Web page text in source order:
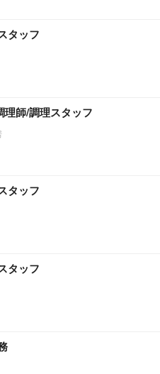
タッフ
師/調理スタッフ
タッフ
タッフ